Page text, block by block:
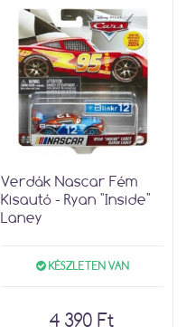
Verdák Nascar Fém
Kisautó - Ryan "Inside"
Laney
KÉSZLETEN VAN
4 390 Ft